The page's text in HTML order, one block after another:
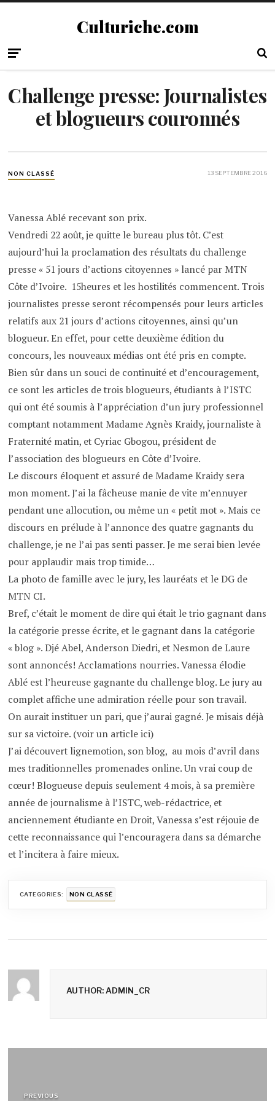
Culturiche.com
Challenge presse: Journalistes
et blogueurs couronnés
NON CLASSÉ 13 SEPTEMBRE 2016
Vanessa Ablé recevant son prix.
Vendredi 22 août, je quitte le bureau plus tôt. C’est
aujourd’hui la proclamation des résultats du challenge
presse « 51 jours d’actions citoyennes » lancé par MTN
Côte d’Ivoire. 15heures et les hostilités commencent. Trois
journalistes presse seront récompensés pour leurs articles
relatifs aux 21 jours d’actions citoyennes, ainsi qu’un
blogueur. En effet, pour cette deuxième édition du
concours, les nouveaux médias ont été pris en compte.
Bien sûr dans un souci de continuité et d’encouragement,
ce sont les articles de trois blogueurs, étudiants à l’ISTC
qui ont été soumis à l’appréciation d’un jury professionnel
comptant notamment Madame Agnès Kraidy, journaliste à
Fraternité matin, et Cyriac Gbogou, président de
l’association des blogueurs en Côte d’Ivoire.
Le discours éloquent et assuré de Madame Kraidy sera
mon moment. J’ai la fâcheuse manie de vite m’ennuyer
pendant une allocution, ou même un « petit mot ». Mais ce
discours en prélude à l’annonce des quatre gagnants du
challenge, je ne l’ai pas senti passer. Je me serai bien levée
pour applaudir mais trop timide…
La photo de famille avec le jury, les lauréats et le DG de
MTN CI.
Bref, c’était le moment de dire qui était le trio gagnant dans
la catégorie presse écrite, et le gagnant dans la catégorie
« blog ». Djé Abel, Anderson Diedri, et Nesmon de Laure
sont annoncés! Acclamations nourries. Vanessa élodie
Ablé est l’heureuse gagnante du challenge blog. Le jury au
complet affiche une admiration réelle pour son travail.
On aurait instituer un pari, que j’aurai gagné. Je misais déjà
sur sa victoire. (voir un article ici)
J’ai découvert lignemotion, son blog, au mois d’avril dans
mes traditionnelles promenades online. Un vrai coup de
cœur! Blogueuse depuis seulement 4 mois, à sa première
année de journalisme à l’ISTC, web-rédactrice, et
anciennement étudiante en Droit, Vanessa s’est réjouie de
cette reconnaissance qui l’encouragera dans sa démarche
et l’incitera à faire mieux.
CATEGORIES: NON CLASSÉ
AUTHOR: ADMIN_CR
dePREVIOUS